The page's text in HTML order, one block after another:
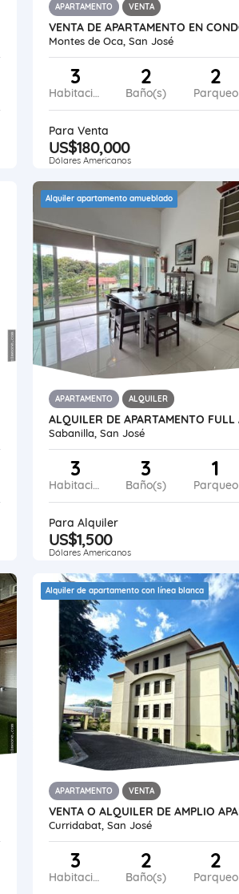
APARTAMENTO VENTA
Montes de Oca, San José
3
Habitaciones
2
Baño(s)
2
Parqueo
Para Venta
US$180,000
Dólares Americanos
Alquiler apartamento amueblado
APARTAMENTO ALQUILER
Sabanilla, San José
3
Habitaciones
3
Baño(s)
1
Parqueo
Para Alquiler
US$1,500
Dólares Americanos
Alquiler de apartamento con línea blanca
APARTAMENTO VENTA
Curridabat, San José
3
Habitaciones
2
Baño(s)
2
Parqueo